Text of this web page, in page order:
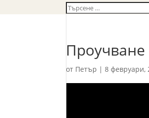
от Петър |8 февруари,